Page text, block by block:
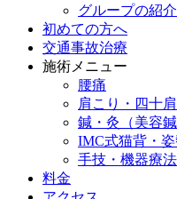
グループの紹介
初めての方へ
交通事故治療
施術メニュー
腰痛
肩こり・四十
鍼・灸（美容鍼
IMC式猫背・
手技・機器療法
料金